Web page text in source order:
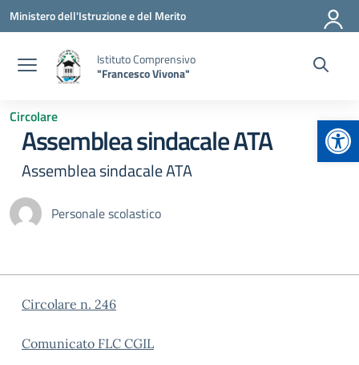
Vai ai contenuti
Vai al menu di navigazione
Vai al footer
Ministero dell'Istruzione e del Merito
Istituto Comprensivo
"Francesco Vivona"
Circolare
Assemblea sindacale ATA
Assemblea sindacale ATA
Personale scolastico
Circolare n. 246
Comunicato FLC CGIL